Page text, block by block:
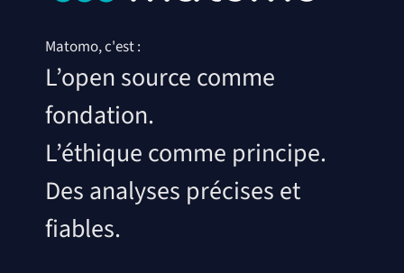
Matomo, c'est :
L’open source comme
fondation.
L’éthique comme principe.
Des analyses précises et
fiables.